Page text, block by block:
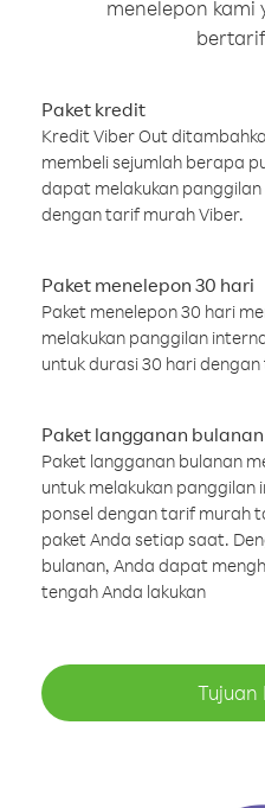
menelepon kami
Paket kredit
Kredit Viber Out
membeli sejumlah berapa
dapat melakukan panggilan
dengan tarif murah Viber.
Paket menelepon 30 hari
Paket menelepon 30 hari
melakukan panggilan
untuk durasi 30 hari
Paket langganan bulanan
Paket langganan bulanan
untuk melakukan panggilan
ponsel dengan tarif murah
paket Anda setiap saat.
bulanan, Anda dapat
tengah Anda lakukan
Tujuan